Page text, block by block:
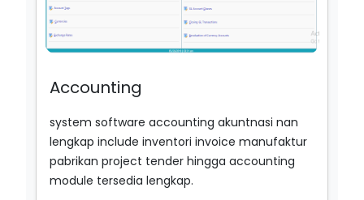
Accounting
system software accounting akuntnasi nan
lengkap include inventori invoice manufaktur
pabrikan project tender hingga accounting
module tersedia lengkap.